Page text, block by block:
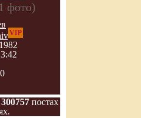
фото)
VIP
0
300757постах